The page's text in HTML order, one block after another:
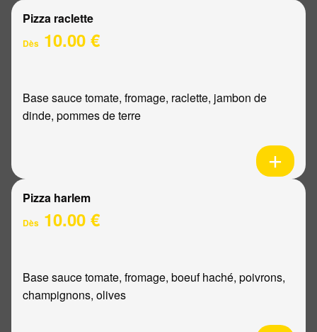
Pizza raclette
Dès 10.00 €
Base sauce tomate, fromage, raclette, jambon de
dinde, pommes de terre
Pizza harlem
Dès 10.00 €
Base sauce tomate, fromage, boeuf haché, poivrons,
champignons, olives